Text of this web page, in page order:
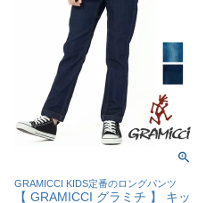
GRAMICCI KIDS定番のロングパンツ
【 GRAMICCI グラミチ 】 キッ